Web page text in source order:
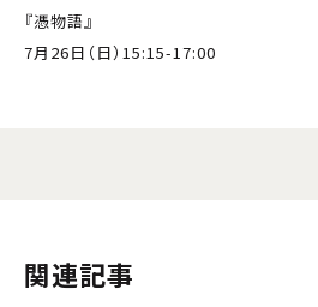
『憑物語』
7月26日（日）15:15-17:00
関連記事